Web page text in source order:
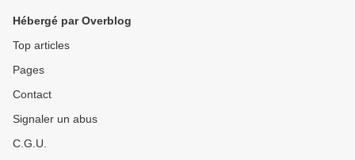
Hébergé par Overblog
Top articles
Pages
Contact
Signaler un abus
C.G.U.